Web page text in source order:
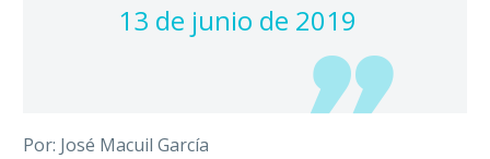
13 de junio de 2019
Por: José Macuil García